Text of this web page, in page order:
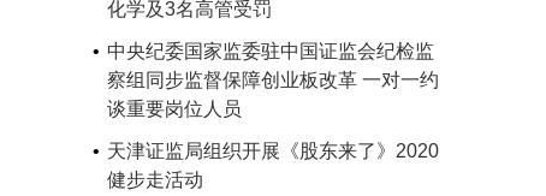
化学及3名高管受罚
中央纪委国家监委驻中国证监会纪检监
察组同步监督保障创业板改革 一对一约
谈重要岗位人员
天津证监局组织开展《股东来了》2020
健步走活动